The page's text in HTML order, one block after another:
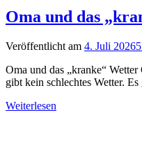
Oma und das
Veröffentlicht am 4. Juli 2026
Oma und das „kranke“
gibt kein schlechtes Wetter.
Weiterlesen